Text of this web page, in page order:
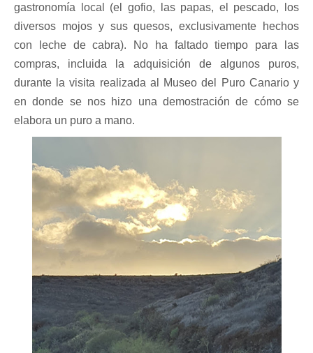
gastronomía local (el gofio, las papas, el pescado, los
diversos mojos y sus quesos, exclusivamente hechos
con leche de cabra). No ha faltado tiempo para las
compras, incluida la adquisición de algunos puros,
durante la visita realizada al Museo del Puro Canario y
en donde se nos hizo una demostración de cómo se
elabora un puro a mano.